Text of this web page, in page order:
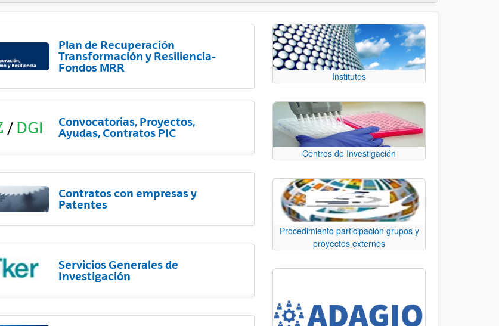
Plan de Recuperación
Transformación y Resiliencia-
Fondos MRR
Convocatorias, Proyectos,
Ayudas, Contratos PIC
Contratos con empresas y
Patentes
Servicios Generales de
Investigación
Institutos
Centros de Investigación
Procedimiento participación grupos y
proyectos externos